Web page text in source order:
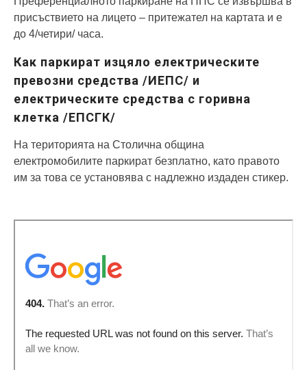
присъствието на лицето – притежател на картата и е
до 4/четири/ часа.
Как паркират изцяло електрическите
превозни средства /ИЕПС/ и
електрическите средства с горивна
клетка /ЕПСГК/
На територията на Столична община
електромобилите паркират безплатно, като правото
им за това се установява с надлежно издаден стикер.